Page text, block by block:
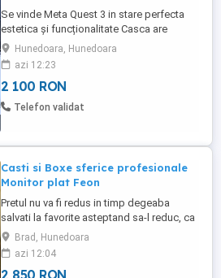
Se vinde Meta Quest 3 in stare perfecta
estetica și funcționalitate Casca are
cumparat extra o curea de prindere care
are înglobat un acumulator.Aceasta este o
curea de susținere ergonomică pentru
casca Meta Quest 3 , care include o
baterie externă integrată de 12000 mAh
Hunedoara, Hunedoara
azi 12:23
2 100 RON
Telefon validat
Casti si Boxe sferice profesionale
Monitor plat Feon
Pretul nu va fi redus in timp degeaba
salvati la favorite asteptand sa-l reduc, ca
practic il urc treptat Doar 2850 lei
negociabil toate la pachet, oricum au
valoare mult mai mare de atat Nu le dau
Brad, Hunedoara
azi 12:04
2 850 RON